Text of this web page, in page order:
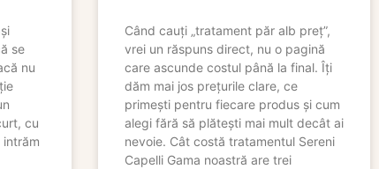
se
nu
cu
Când cauți „tratament păr alb preț”,
vrei un răspuns direct, nu o pagină
care ascunde costul până la final. Îți
dăm mai jos prețurile clare, ce
primești pentru fiecare produs și cum
alegi fără să plătești mai mult decât ai
nevoie. Cât costă tratamentul Sereni
Capelli Gama noastră are trei